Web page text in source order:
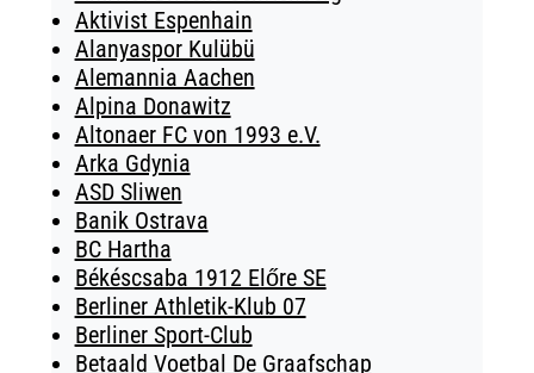
Aktivist Espenhain
Alanyaspor Kulübü
Alemannia Aachen
Alpina Donawitz
Altonaer FC von 1993 e.V.
Arka Gdynia
ASD Sliwen
Banik Ostrava
BC Hartha
Békéscsaba 1912 Előre SE
Berliner Athletik-Klub 07
Berliner Sport-Club
Betaald Voetbal De Graafschap